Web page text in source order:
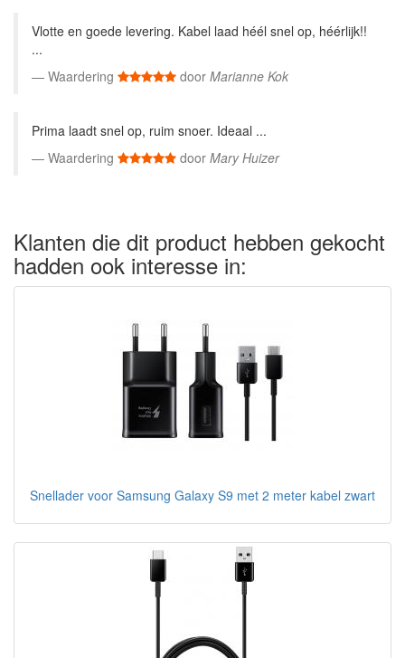
Vlotte en goede levering. Kabel laad héél snel op, héérlijk!!
...
Waardering
door Marianne Kok
Prima laadt snel op, ruim snoer. Ideaal ...
Waardering
door Mary Huizer
Klanten die dit product hebben gekocht
hadden ook interesse in:
Snellader voor Samsung Galaxy S9 met 2 meter kabel zwart